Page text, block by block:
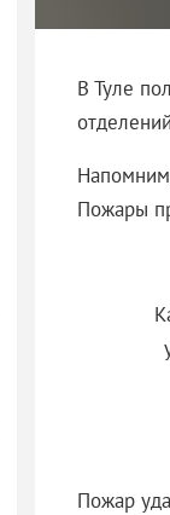
В Туле
Пожары
Пожар